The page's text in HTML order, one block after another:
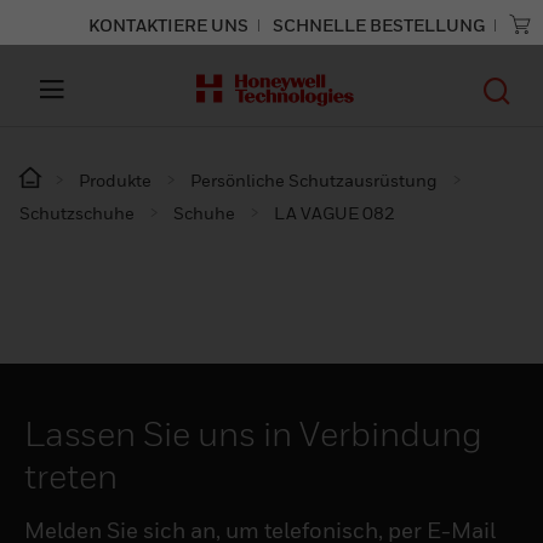
KONTAKTIERE UNS SCHNELLE BESTELLUNG
Produkte
Persönliche Schutzausrüstung
Schutzschuhe
Schuhe LA VAGUE 082
Lassen Sie uns in Verbindung
treten
Melden Sie sich an, um telefonisch, per E-Mail